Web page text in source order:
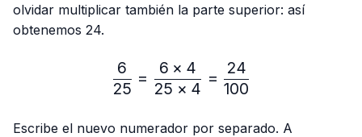
olvidar multiplicar también la parte superior: así
obtenemos 24.
\frac{6}{25}=\frac{6 ×
25
6
=
25 × 4
6 × 4
=
100
24
Escribe el nuevo numerador por separado. A